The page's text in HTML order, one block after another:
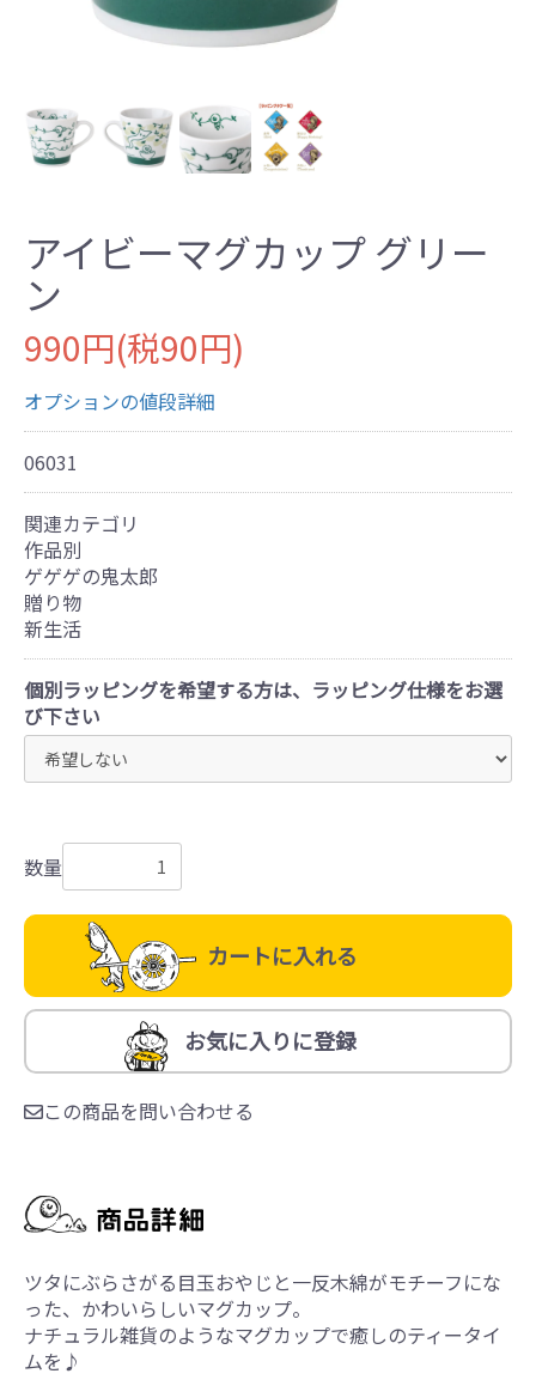
アイビーマグカップ グリー
ン
990円(税90円)
オプションの値段詳細
06031
関連カテゴリ
作品別
ゲゲゲの鬼太郎
贈り物
新生活
個別ラッピングを希望する方は、ラッピング仕様をお選
び下さい
数量
カートに入れる
お気に入りに登録
この商品を問い合わせる
ツタにぶらさがる目玉おやじと一反木綿がモチーフにな
った、かわいらしいマグカップ。
ナチュラル雑貨のようなマグカップで癒しのティータイ
ムを♪